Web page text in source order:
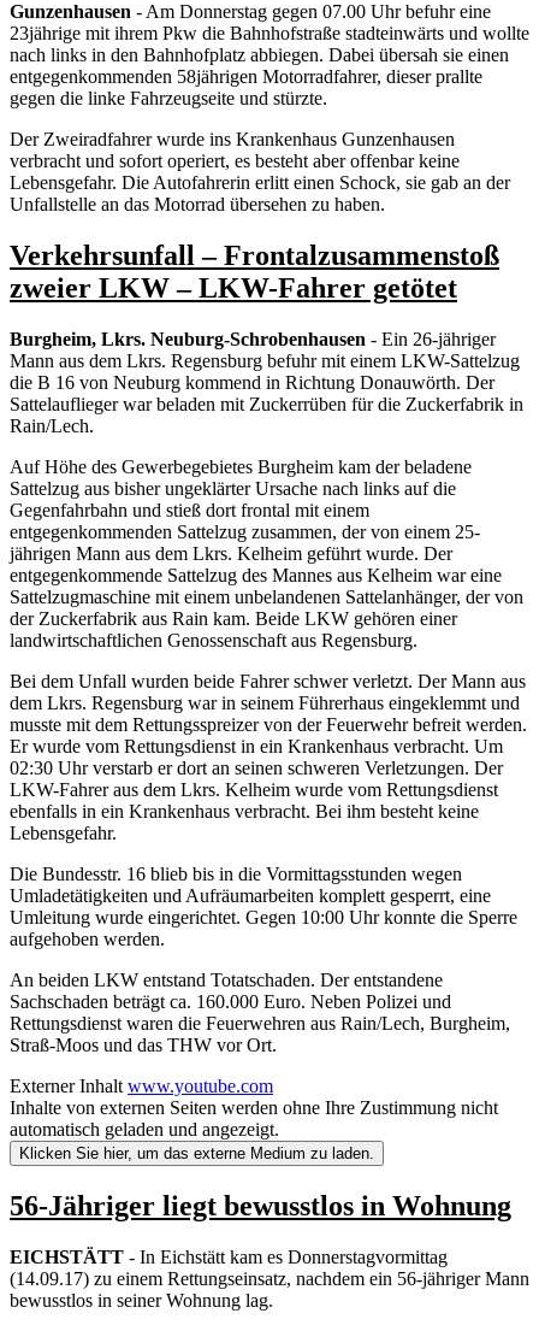
Gunzenhausen - Am Donnerstag gegen 07.00 Uhr befuhr eine
23jährige mit ihrem Pkw die Bahnhofstraße stadteinwärts und wollte
nach links in den Bahnhofplatz abbiegen. Dabei übersah sie einen
entgegenkommenden 58jährigen Motorradfahrer, dieser prallte
gegen die linke Fahrzeugseite und stürzte.
Der Zweiradfahrer wurde ins Krankenhaus Gunzenhausen
verbracht und sofort operiert, es besteht aber offenbar keine
Lebensgefahr. Die Autofahrerin erlitt einen Schock, sie gab an der
Unfallstelle an das Motorrad übersehen zu haben.
Verkehrsunfall – Frontalzusammenstoß
zweier LKW – LKW-Fahrer getötet
Burgheim, Lkrs. Neuburg-Schrobenhausen - Ein 26-jähriger
Mann aus dem Lkrs. Regensburg befuhr mit einem LKW-Sattelzug
die B 16 von Neuburg kommend in Richtung Donauwörth. Der
Sattelauflieger war beladen mit Zuckerrüben für die Zuckerfabrik in
Rain/Lech.
Auf Höhe des Gewerbegebietes Burgheim kam der beladene
Sattelzug aus bisher ungeklärter Ursache nach links auf die
Gegenfahrbahn und stieß dort frontal mit einem
entgegenkommenden Sattelzug zusammen, der von einem 25-
jährigen Mann aus dem Lkrs. Kelheim geführt wurde. Der
entgegenkommende Sattelzug des Mannes aus Kelheim war eine
Sattelzugmaschine mit einem unbelandenen Sattelanhänger, der von
der Zuckerfabrik aus Rain kam. Beide LKW gehören einer
landwirtschaftlichen Genossenschaft aus Regensburg.
Bei dem Unfall wurden beide Fahrer schwer verletzt. Der Mann aus
dem Lkrs. Regensburg war in seinem Führerhaus eingeklemmt und
musste mit dem Rettungsspreizer von der Feuerwehr befreit werden.
Er wurde vom Rettungsdienst in ein Krankenhaus verbracht. Um
02:30 Uhr verstarb er dort an seinen schweren Verletzungen. Der
LKW-Fahrer aus dem Lkrs. Kelheim wurde vom Rettungsdienst
ebenfalls in ein Krankenhaus verbracht. Bei ihm besteht keine
Lebensgefahr.
Die Bundesstr. 16 blieb bis in die Vormittagsstunden wegen
Umladetätigkeiten und Aufräumarbeiten komplett gesperrt, eine
Umleitung wurde eingerichtet. Gegen 10:00 Uhr konnte die Sperre
aufgehoben werden.
An beiden LKW entstand Totatschaden. Der entstandene
Sachschaden beträgt ca. 160.000 Euro. Neben Polizei und
Rettungsdienst waren die Feuerwehren aus Rain/Lech, Burgheim,
Straß-Moos und das THW vor Ort.
Externer Inhalt www.youtube.com
Inhalte von externen Seiten werden ohne Ihre Zustimmung nicht
automatisch geladen und angezeigt.
Klicken Sie hier, um das externe Medium zu laden.
56-Jähriger liegt bewusstlos in Wohnung
EICHSTÄTT - In Eichstätt kam es Donnerstagvormittag
(14.09.17) zu einem Rettungseinsatz, nachdem ein 56-jähriger Mann
bewusstlos in seiner Wohnung lag.